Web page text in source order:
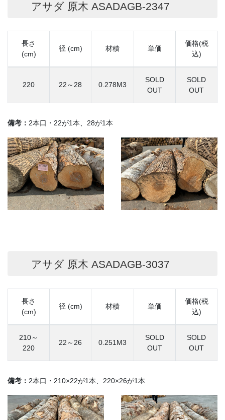
アサダ 原木 ASADAGB-2347
長さ
(cm)
径 (cm) 材積 単価
価格(税
込)
220 22～28 0.278M3
SOLD
OUT
SOLD
OUT
備考： 2本口・22が1本、28が1本
アサダ 原木 ASADAGB-3037
長さ
(cm)
径 (cm) 材積 単価
価格(税
込)
210～
220
22～26 0.251M3
SOLD
OUT
SOLD
OUT
備考： 2本口・210×22が1本、220×26が1本